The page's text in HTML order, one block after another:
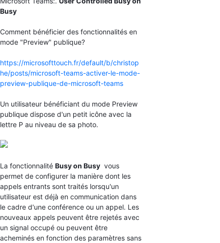
Busy
Comment bénéficier des fonctionnalités en
mode "Preview" publique?
https://microsofttouch.fr/default/b/christop
he/posts/microsoft-teams-activer-le-mode-
preview-publique-de-microsoft-teams
Un utilisateur bénéficiant du mode Preview
publique dispose d'un petit icône avec la
lettre P au niveau de sa photo.
La fonctionnalité Busy on Busy vous
permet de configurer la manière dont les
appels entrants sont traités lorsqu'un
utilisateur est déjà en communication dans
le cadre d'une conférence ou un appel. Les
nouveaux appels peuvent être rejetés avec
un signal occupé ou peuvent être
acheminés en fonction des paramètres sans